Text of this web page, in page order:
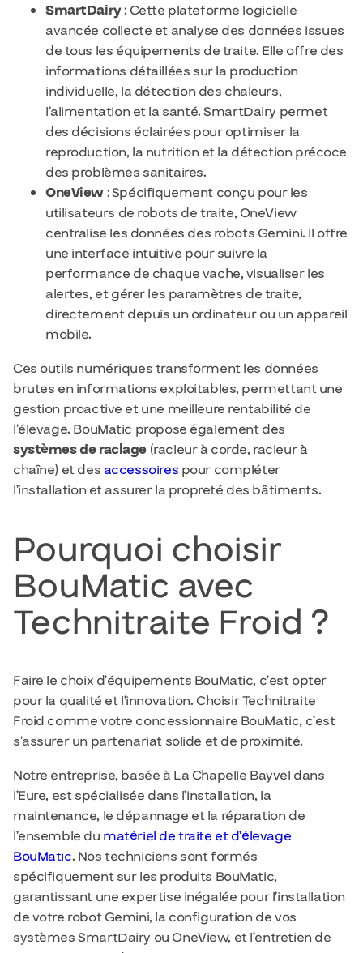
SmartDairy: Cette plateforme logicielle
avancée collecte et analyse des données issues
de tous les équipements de traite. Elle offre des
informations détaillées sur la production
individuelle, la détection des chaleurs,
l’alimentation et la santé. SmartDairy permet
des décisions éclairées pour optimiser la
reproduction, la nutrition et la détection précoce
des problèmes sanitaires.
OneView: Spécifiquement conçu pour les
utilisateurs de robots de traite, OneView
centralise les données des robots Gemini. Il offre
une interface intuitive pour suivre la
performance de chaque vache, visualiser les
alertes, et gérer les paramètres de traite,
directement depuis un ordinateur ou un appareil
mobile.
Ces outils numériques transforment les données
brutes en informations exploitables, permettant une
gestion proactive et une meilleure rentabilité de
l’élevage. BouMatic propose également des
systèmes de raclage (racleur à corde, racleur à
chaîne) et desaccessoires pour compléter
l’installation et assurer la propreté des bâtiments.
Pourquoi choisir
BouMatic avec
Technitraite Froid ?
Faire le choix d’équipements BouMatic, c’est opter
pour la qualité et l’innovation. Choisir Technitraite
Froid comme votre concessionnaire BouMatic, c’est
s’assurer un partenariat solide et de proximité.
Notre entreprise, basée à La Chapelle Bayvel dans
l’Eure, est spécialisée dans l’installation, la
maintenance, le dépannage et la réparation de
l’ensemble du matériel de traite et d’élevage
BouMatic. Nos techniciens sont formés
spécifiquement sur les produits BouMatic,
garantissant une expertise inégalée pour l’installation
de votre robot Gemini, la configuration de vos
systèmes SmartDairy ou OneView, et l’entretien de